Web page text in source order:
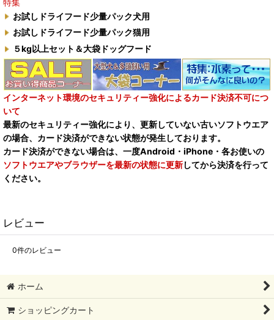
お試しドライフード少量パック犬用
お試しドライフード少量パック猫用
５kg以上セット＆大袋ドッグフード
インターネット環境のセキュリティー強化によるカード決済不可につ
いて
最新のセキュリティー強化により、更新していない古いソフトウエア
の場合、カード決済ができない状態が発生しております。
カード決済ができない場合は、一度Android・iPhone・各お使いの
ソフトウエアやブラウザーを最新の状態に更新してから決済を行って
ください。
レビュー
0件のレビュー
ホーム
ショッピングカート